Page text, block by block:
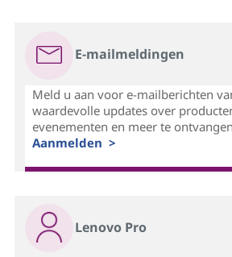
E-mailmeldingen
Meld u aan voor e-mailberichten
waardevolle updates over
evenementen en meer te
Aanmelden >
Lenovo Pro